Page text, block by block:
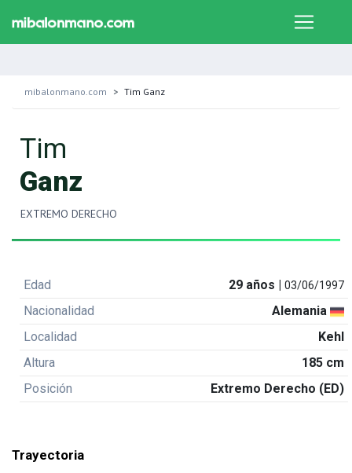
mibalonmano.com Tim Ganz
Tim
Ganz
EXTREMO DERECHO
Edad 29 años |03/06/1997
Nacionalidad
Alemania
Localidad
Kehl
Altura
185 cm
Posición
Extremo Derecho (ED)
Trayectoria